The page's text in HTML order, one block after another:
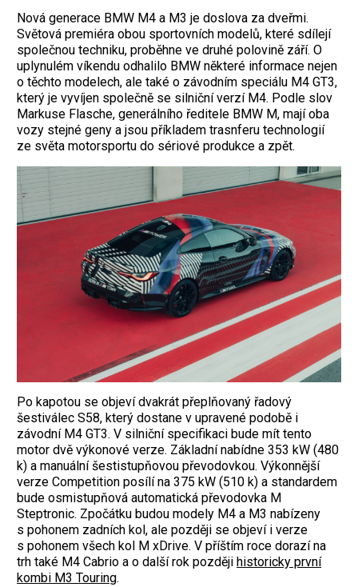
Nová generace BMW M4 a M3 je doslova za dveřmi.
Světová premiéra obou sportovních modelů, které sdílejí
společnou techniku, proběhne ve druhé polovině září. O
uplynulém víkendu odhalilo BMW některé informace nejen
o těchto modelech, ale také o závodním speciálu M4 GT3,
který je vyvíjen společně se silniční verzí M4. Podle slov
Markuse Flasche, generálního ředitele BMW M, mají oba
vozy stejné geny a jsou příkladem trasnferu technologií
ze světa motorsportu do sériové produkce a zpět.
Po kapotou se objeví dvakrát přeplňovaný řadový
šestiválec S58, který dostane v upravené podobě i
závodní M4 GT3. V silniční specifikaci bude mít tento
motor dvě výkonové verze. Základní nabídne 353 kW (480
k) a manuální šestistupňovou převodovkou. Výkonnější
verze Competition posílí na 375 kW (510 k) a standardem
bude osmistupňová automatická převodovka M
Steptronic. Zpočátku budou modely M4 a M3 nabízeny
s pohonem zadních kol, ale později se objeví i verze
s pohonem všech kol M xDrive. V příštím roce dorazí na
trh také M4 Cabrio a o další rok později historicky první
kombi M3 Touring.